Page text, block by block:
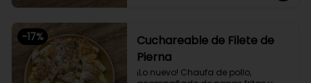
-17%
Cuchareable de Filete de
Pierna
¡Lo nuevo! Chaufa de pollo,